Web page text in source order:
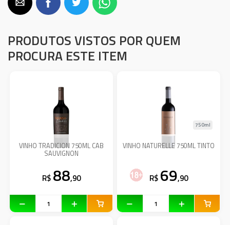
PRODUTOS VISTOS POR QUEM
PROCURA ESTE ITEM
VINHO TRADICION 750ML CAB
SAUVIGNON
R$ 88,90
VINHO NATURELLE 750ML TINTO
750ml
R$ 69,90